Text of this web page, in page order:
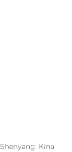
Kina